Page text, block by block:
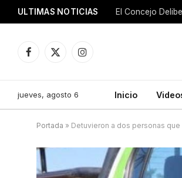
ULTIMAS NOTICIAS El Concejo
Facebook
X
Instagram
jueves, agosto 6 Inicio
Portada » Detuvieron a dos personas